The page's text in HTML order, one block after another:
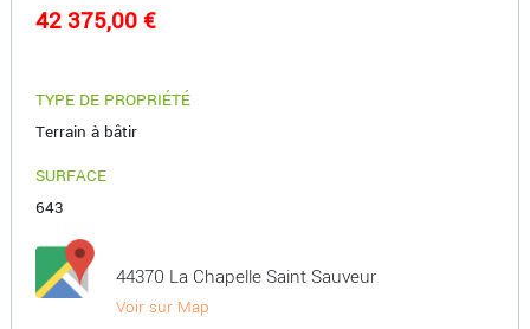
42 375,00 €
TYPE DE PROPRIÉTÉ
Terrain à bâtir
SURFACE
643
44370 La Chapelle Saint Sauveur
Voir sur Map